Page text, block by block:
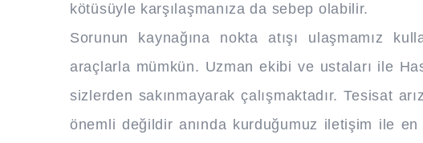
kötüsüyle karşılaşmanıza da sebep olabilir.
Sorunun kaynağına nokta atışı ulaşmamız
araçlarla mümkün. Uzman ekibi ve ustaları ile
sizlerden sakınmayarak çalışmaktadır. Tesisat
önemli değildir anında kurduğumuz iletişim ile en